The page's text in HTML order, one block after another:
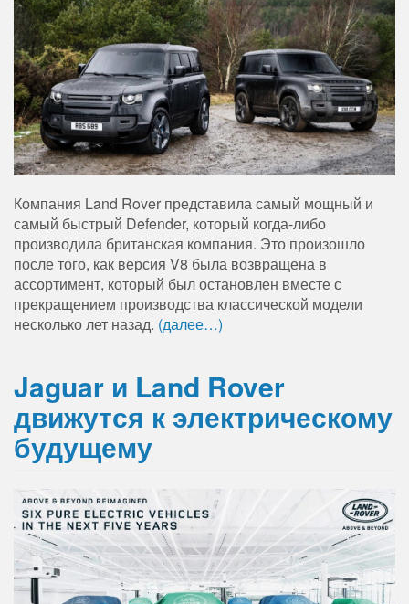
Компания Land Rover представила самый мощный и
самый быстрый Defender, который когда-либо
производила британская компания. Это произошло
после того, как версия V8 была возвращена в
ассортимент, который был остановлен вместе с
прекращением производства классической модели
несколько лет назад. (далее…)
Jaguar и Land Rover
движутся к электрическому
будущему